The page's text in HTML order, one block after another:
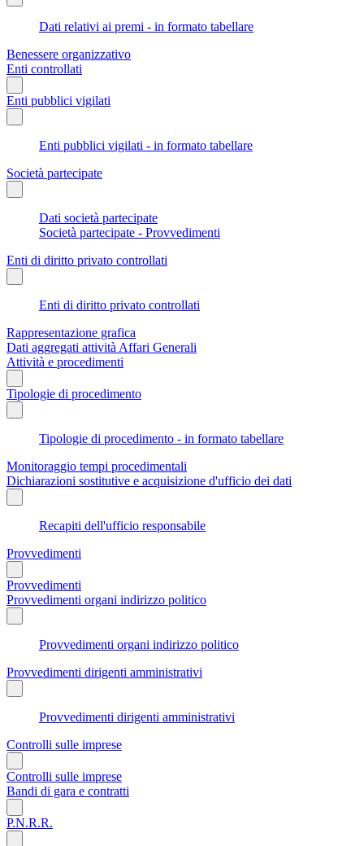
Dati relativi ai premi - in formato tabellare
Benessere organizzativo
Enti controllati
Enti pubblici vigilati
Enti pubblici vigilati - in formato tabellare
Società partecipate
Dati società partecipate
Società partecipate - Provvedimenti
Enti di diritto privato controllati
Enti di diritto privato controllati
Rappresentazione grafica
Dati aggregati attività Affari Generali
Attività e procedimenti
Tipologie di procedimento
Tipologie di procedimento - in formato tabellare
Monitoraggio tempi procedimentali
Dichiarazioni sostitutive e acquisizione d'ufficio dei dati
Recapiti dell'ufficio responsabile
Provvedimenti
Provvedimenti
Provvedimenti organi indirizzo politico
Provvedimenti organi indirizzo politico
Provvedimenti dirigenti amministrativi
Provvedimenti dirigenti amministrativi
Controlli sulle imprese
Controlli sulle imprese
Bandi di gara e contratti
P.N.R.R.